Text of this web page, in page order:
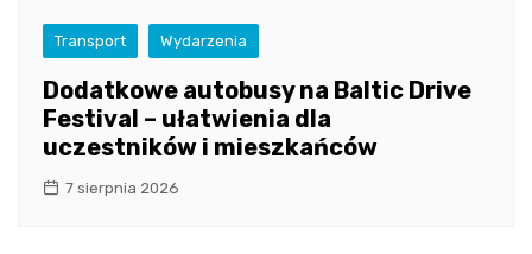
Transport Wydarzenia
Dodatkowe autobusy na Baltic Drive
Festival – ułatwienia dla
uczestników i mieszkańców
7 sierpnia 2026